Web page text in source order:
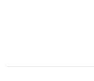
k